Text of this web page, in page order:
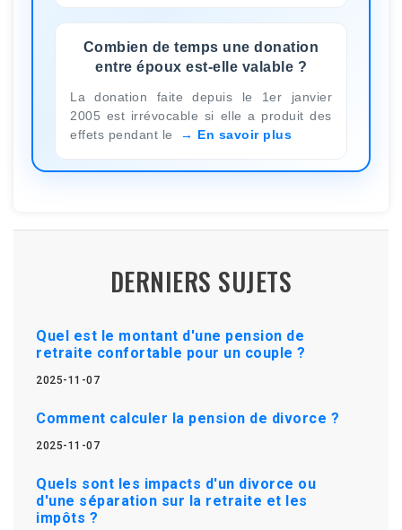
Combien de temps une donation
entre époux est-elle valable ?
La donation faite depuis le 1er janvier
2005 est irrévocable si elle a produit des
effets pendant le
En savoir plus
DERNIERS SUJETS
Quel est le montant d'une pension de
retraite confortable pour un couple ?
2025-11-07
Comment calculer la pension de divorce ?
2025-11-07
Quels sont les impacts d'un divorce ou
d'une séparation sur la retraite et les
impôts ?